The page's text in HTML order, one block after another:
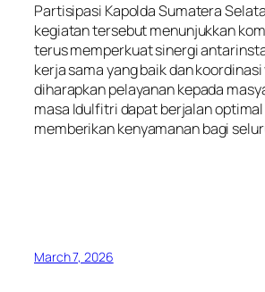
Partisipasi Kapolda Sumatera
kegiatan tersebut menunjukkan
terus memperkuat sinergi
kerja sama yang baik dan
diharapkan pelayanan kepada
masa Idulfitri dapat berjalan
memberikan kenyamanan bagi
March 7, 2026